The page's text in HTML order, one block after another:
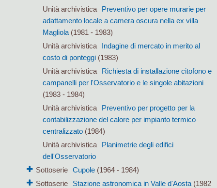
Unità archivistica
Preventivo per opere murarie per
adattamento locale a camera oscura nella ex villa
Magliola(1981 - 1983)
Unità archivistica
Indagine di mercato in merito al
costo di ponteggi(1983)
Unità archivistica
Richiesta di installazione citofono e
campanelli per l'Osservatorio e le singole abitazioni
(1983 - 1984)
Unità archivistica
Preventivo per progetto per la
contabilizzazione del calore per impianto termico
centralizzato(1984)
Unità archivistica
Planimetrie degli edifici
dell'Osservatorio
Sottoserie
Cupole (1964 - 1984)
Sottoserie
Stazione astronomica in Valle d'Aosta (1982